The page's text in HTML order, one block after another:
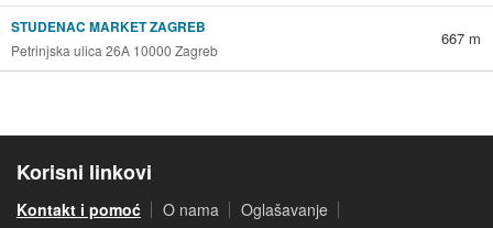
STUDENAC MARKET ZAGREB
Petrinjska ulica 26A 10000 Zagreb
667 m
Korisni linkovi
Kontakt i pomoć O nama
Oglašavanje